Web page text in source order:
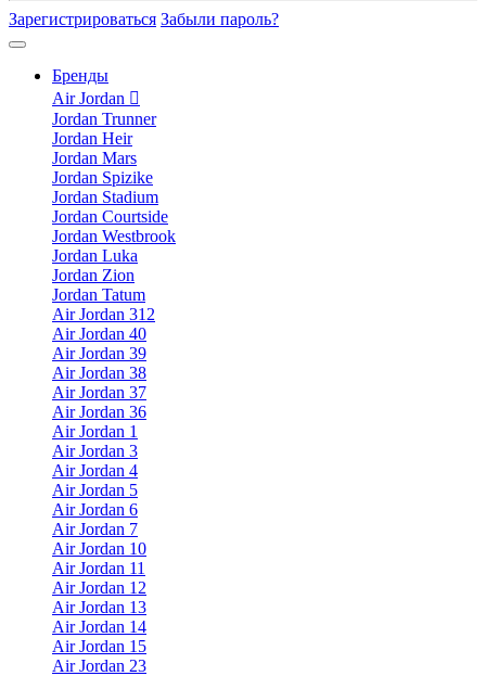
Зарегистрироваться Забыли пароль?
Бренды
Air Jordan
Jordan Trunner
Jordan Heir
Jordan Mars
Jordan Spizike
Jordan Stadium
Jordan Courtside
Jordan Westbrook
Jordan Luka
Jordan Zion
Jordan Tatum
Air Jordan 312
Air Jordan 40
Air Jordan 39
Air Jordan 38
Air Jordan 37
Air Jordan 36
Air Jordan 1
Air Jordan 3
Air Jordan 4
Air Jordan 5
Air Jordan 6
Air Jordan 7
Air Jordan 10
Air Jordan 11
Air Jordan 12
Air Jordan 13
Air Jordan 14
Air Jordan 15
Air Jordan 23